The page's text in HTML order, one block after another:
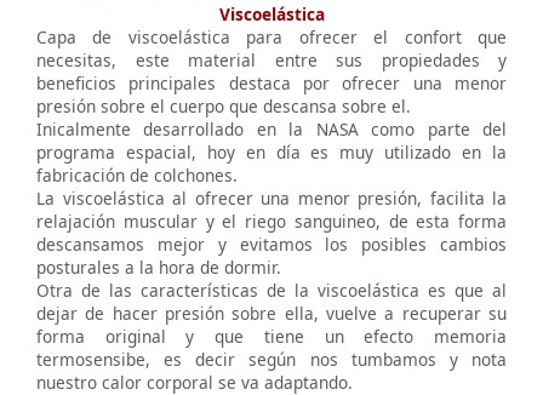
Viscoelástica
Capa de viscoelástica para ofrecer el confort que
necesitas, este material entre sus propiedades y
beneficios principales destaca por ofrecer una menor
presión sobre el cuerpo que descansa sobre el.
Inicalmente desarrollado en la NASA como parte del
programa espacial, hoy en día es muy utilizado en la
fabricación de colchones.
La viscoelástica al ofrecer una menor presión, facilita la
relajación muscular y el riego sanguineo, de esta forma
descansamos mejor y evitamos los posibles cambios
posturales a la hora de dormir.
Otra de las características de la viscoelástica es que al
dejar de hacer presión sobre ella, vuelve a recuperar su
forma original y que tiene un efecto memoria
termosensibe, es decir según nos tumbamos y nota
nuestro calor corporal se va adaptando.